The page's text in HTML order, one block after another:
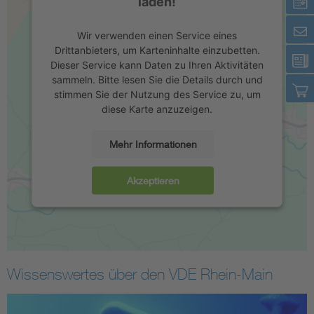
Wissenstransfer, auf der jedes Mitglied seine eigenen Ideen
einbringen kann. Mit der Mitgliedschaft im VDE Rhein-Main
ist automatisch auch die Mitgliedschaft im
Gesamtverbandverbunden.
Schwerpunkte unserer Aktivitäten:
Regionen und Stützpunkten des VDE Rhein-Main.
Vortragsreihen- Fachleute berichten in kostenfreien
oder für Mitglieder vergünstigten Vorträgen praxisnah
über Techniktrends.
attraktiven Veranstaltungsprogramm organisiert.
Herausragende Abschlussarbeiten werden mit dem
Wir verwenden einen Service eines
Drittanbieters, um Karteninhalte einzubetten.
Dieser Service kann Daten zu Ihren Aktivitäten
sammeln. Bitte lesen Sie die Details durch und
stimmen Sie der Nutzung des Service zu, um
diese Karte anzuzeigen.
Mehr Informationen
Akzeptieren
Wissenswertes über den VDE Rhein-Main